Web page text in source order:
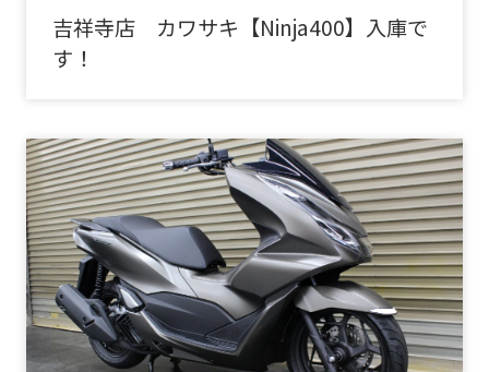
吉祥寺店 カワサキ【Ninja400】入庫で
す！